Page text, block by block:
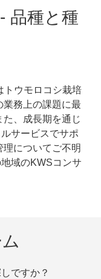
- 品種と種
トウモロコシ栽培
務上の課題に最
、成長期を通じ
サービスでサポ
についてご不明
域のKWSコンサ
ですか？